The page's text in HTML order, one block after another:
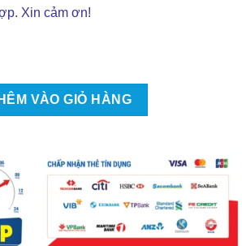
Xin cảm ơn!
Zestech ZX10 + Bản Tiêu Chuẩn - Giá
VÀO GIỎ HÀNG